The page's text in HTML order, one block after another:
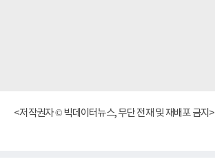
<저작권자 © 빅데이터뉴스, 무단 전재 및 재배포 금지>